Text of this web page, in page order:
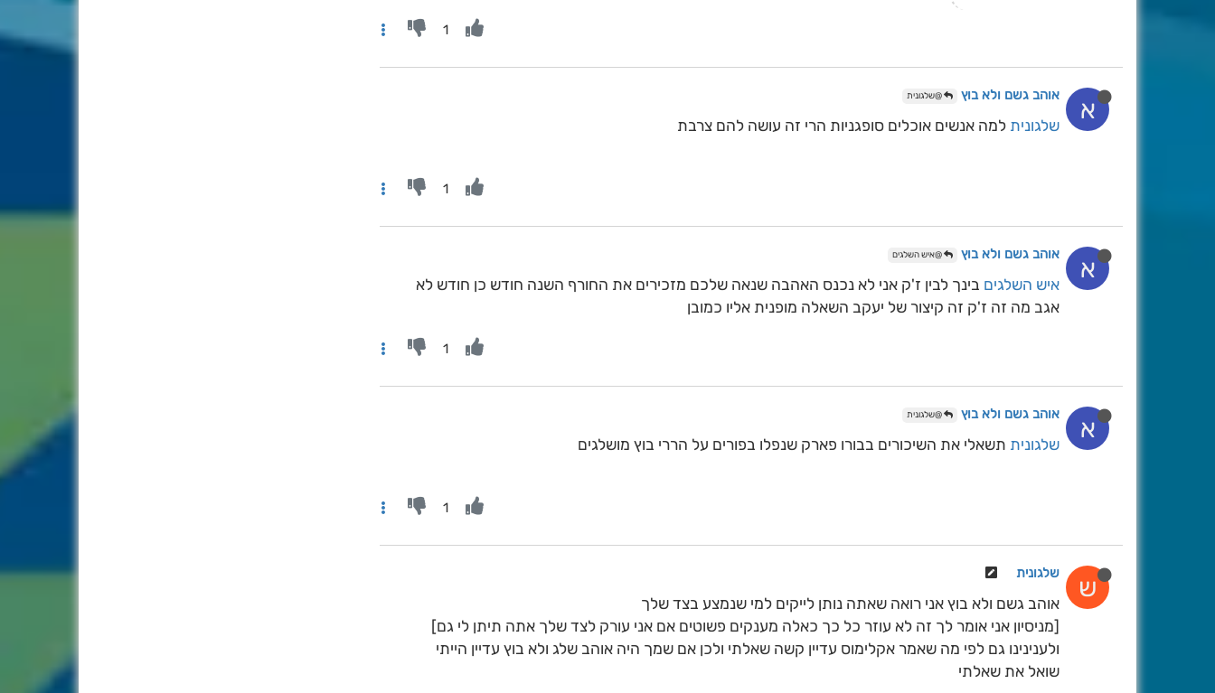
1
א אוהב גשם ולא בוץ @שלגונית
שלגונית למה אנשים אוכלים סופגניות הרי זה עושה להם צרבת
1
א אוהב גשם ולא בוץ @איש השלגים
איש השלגים בינך לבין ז'ק אני לא נכנס האהבה שנאה שלכם מזכירים את החורף השנה חודש כן חודש לא
אגב מה זה ז'ק זה קיצור של יעקב השאלה מופנית אליו כמובן
1
א אוהב גשם ולא בוץ @שלגונית
שלגונית תשאלי את השיכורים בבורו פארק שנפלו בפורים על הררי בוץ מושלגים
1
ש שלגונית
אוהב גשם ולא בוץ אני רואה שאתה נותן לייקים למי שנמצע בצד שלך
[מניסיון אני אומר לך זה לא עוזר כל כך כאלה מענקים פשוטים אם אני עורק לצד שלך אתה תיתן לי גם]
ולענינינו גם לפי מה שאמר אקלימוס עדיין קשה שאלתי ולכן אם שמך היה אוהב שלג ולא בוץ עדיין הייתי
שואל את שאלתי